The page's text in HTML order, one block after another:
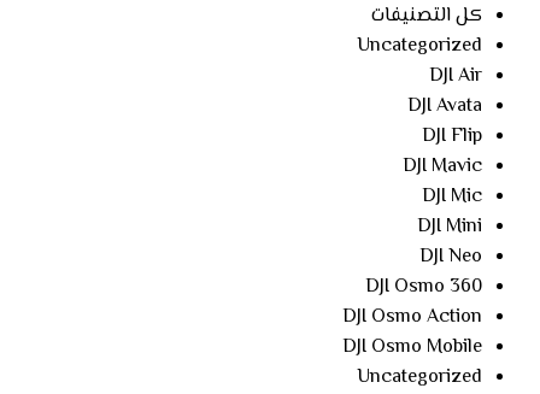
كل التصنيفات
Uncategorized
DJI Air
DJI Avata
DJI Flip
DJI Mavic
DJI Mic
DJI Mini
DJI Neo
DJI Osmo 360
DJI Osmo Action
DJI Osmo Mobile
Uncategorized